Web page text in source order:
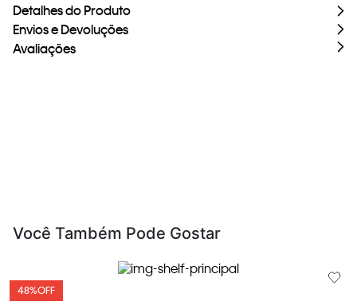
Detalhes do Produto
Envios e Devoluções
Avaliações
Você Também Pode Gostar
48%OFF